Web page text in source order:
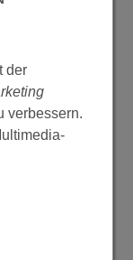
in
sich auf
oder sich
weitere
Webseite
der
verbessern.